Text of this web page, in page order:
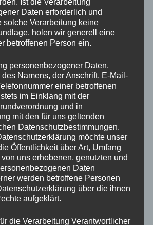
Daten erforderlich und
solche Verarbeitung keine
holen wir generell eine
betroffenen Person ein.
personenbezogener Daten,
Namens, der Anschrift, E-Mail-
einer betroffenen
im Einklang mit der
und in
mit den für uns geltenden
Datenschutzbestimmungen.
möchte unser
Öffentlichkeit über Art, Umfang
uns erhobenen, genutzten und
Daten
werden betroffene Personen
über die ihnen
aufgeklärt.
die Verarbeitung Verantwortlicher